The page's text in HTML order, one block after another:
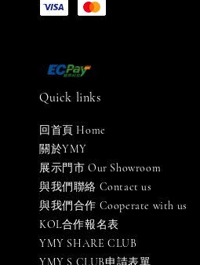
Quick links
回首頁 Home
關於YMY
展示門市 Our Showroom
與我們聯絡 Contact us
與我們合作 Cooperate with us
KOL合作報名表
YMY SHARE CLUB